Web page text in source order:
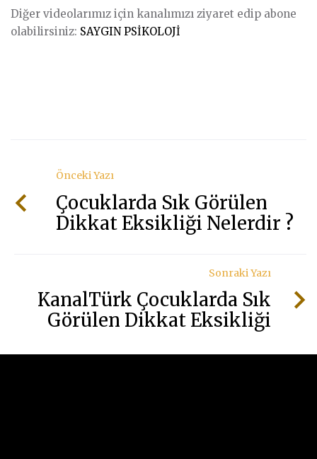
Diğer videolarımız için kanalımızı ziyaret edip abone
olabilirsiniz: SAYGIN PSİKOLOJİ
Önceki Yazı
Çocuklarda Sık Görülen
Dikkat Eksikliği Nelerdir ?
Sonraki Yazı
KanalTürk Çocuklarda Sık
Görülen Dikkat Eksikliği